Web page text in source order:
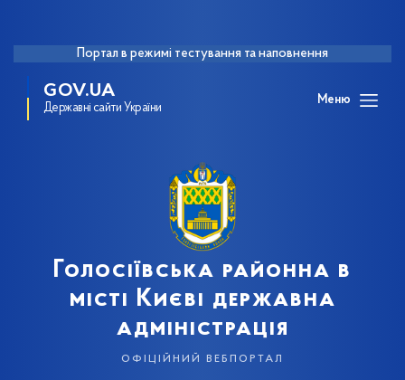
Портал в режимі тестування та наповнення
GOV.UA
Державні сайти України
Меню
Голосіївська районна в
місті Києві державна
адміністрація
офіційний вебпортал